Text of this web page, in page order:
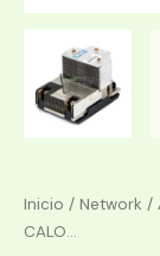
Inicio / Network /
CALO...